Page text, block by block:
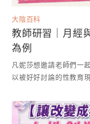
大陰百科
教師研習｜月
為例
凡妮莎想邀請老師們一